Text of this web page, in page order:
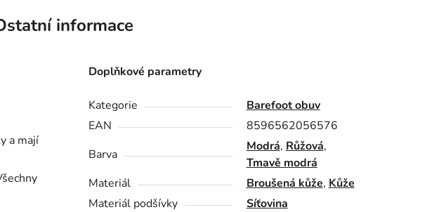
informace
a mají
Doplňkové parametry
Kategorie
Barefoot obuv
EAN
8596562056576
Barva
Modrá, Růžová,
Tmavě modrá
Materiál
Broušená kůže, Kůže
Materiál podšívky
Síťovina